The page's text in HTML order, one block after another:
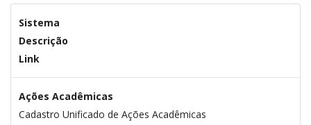
Sistema
Descrição
Link
Ações Acadêmicas
Cadastro Unificado de Ações Acadêmicas